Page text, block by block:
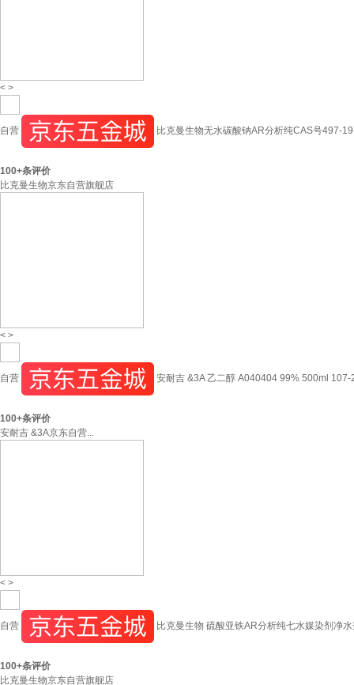
< >
自营 比克曼生物无水碳酸钠AR分析纯CAS号497-
100+条评价
比克曼生物京东自营旗舰店
< >
自营 安耐吉 &3A 乙二醇 A040404 99% 500ml 107-
100+条评价
安耐吉 &3A京东自营...
< >
自营 比克曼生物 硫酸亚铁AR分析纯七水媒染剂净
100+条评价
比克曼生物京东自营旗舰店